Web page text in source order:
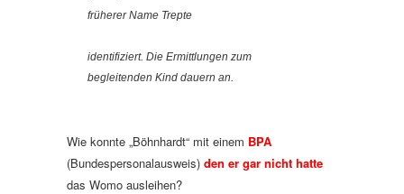
früherer Name Trepte
identifiziert. Die Ermittlungen zum
begleitenden Kind dauern an.
Wie konnte „Böhnhardt“ mit einem BPA
(Bundespersonalausweis) den er gar nicht hatte
das Womo ausleihen?